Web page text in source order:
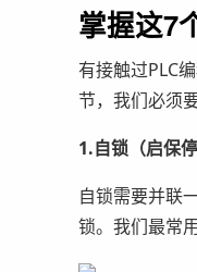
掌握这7
有接触过PLC
节，我们必须
1.自锁（启保停
自锁需要并联
锁。我们最常